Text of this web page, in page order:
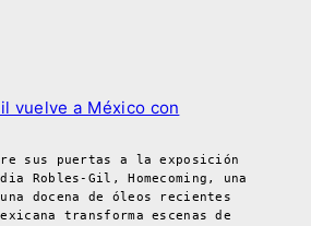
vuelve a México con
sus puertas a la exposición
Robles-Gil, Homecoming, una
docena de óleos recientes
transforma escenas de